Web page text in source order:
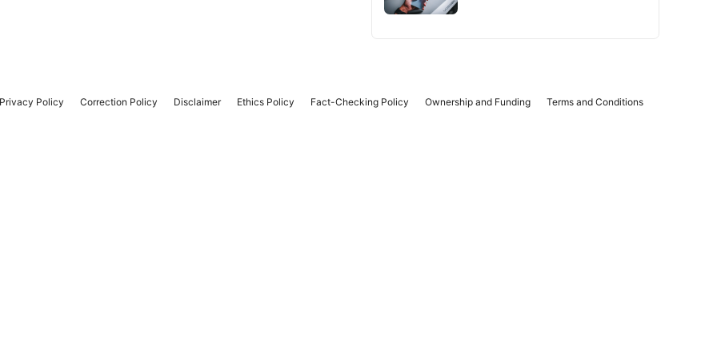
Privacy Policy Correction Policy Disclaimer Ethics Policy Fact-Checking Policy Ownership and Funding Terms and Conditions